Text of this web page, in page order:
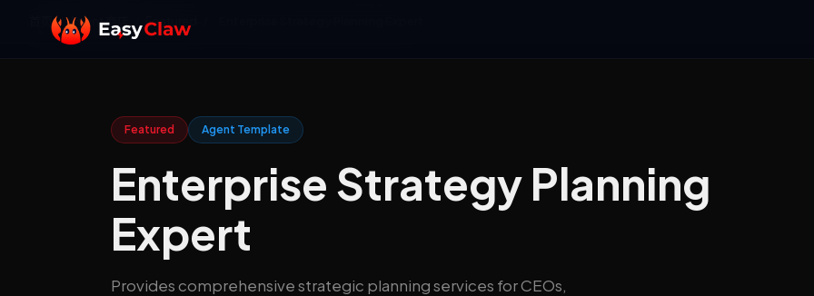
首页 / Agent 商店 Featured
Featured Agent Template
Enterprise Strategy Planning
Expert
Provides comprehensive strategic planning services for CEOs,